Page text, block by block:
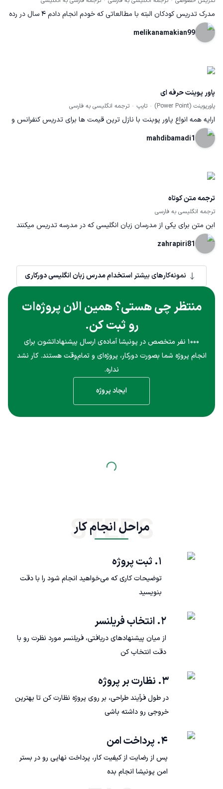
مدرک تدریس کودکان البته با مطالعاتی که خودم انجام دادم 4 سال در رده
ی سنی نوجوان و بزرگسال نیز تدریس دارم
melikanamakian99
پاور پوینت حرفه ای
پاورپوینت (Power Point) تایپ ترجمه انگلیسی به فارسی
ارایه همه انواع پاور پوبنت با نازل ترین قیمت ها برای تدریس کنفرانس و
جلسات به ضورت تخصصی و حرفه ای
mahdibamadi1
ترجمه متن کوتاه
ترجمه انگلیسی به فارسی
ابن متن برای یکی از مدرسان زبان انگلیسی که در مدرسه تدریس میکنند
ترجمه شدهzahrapiri81
نمونه‌کارهای بیشتر استخدام مدرس زبان انگلیسی دورکاری
منتظر چی هستی؟ همین الان پروژه‌ات
رو ثبت کن.
۱۰۰۰ نفر متخصص در پونیشا آماده‌ی ارسال پیشنهاداتشون برای
انجام پروژه شما بصورت دورکار، پروژه‌ای و تمام‌وقت هستند. کار نشد
نداره.
ایجاد پروژه
مراحل انجام کار
STEPS
۱. ثبت پروژه
توضیحات کاری که می‌خواهید انجام شود را با دقت
بنویسید
۲. انتخاب فریلنسر
از میان پیشنهادهای دریافتی، فریلنسر مورد نظرت رو با
دقت انتخاب کن
۳. نظارت بر پروژه
در طول فرآیند طراحی، بر روی پروژه نظارت کن تا بهترین
خروجی رو داشته باشی
۴. پرداخت امن
پس از رضایت از کیفیت کار، پرداخت نهایی رو در بستر
امن پونیشا انجام بده